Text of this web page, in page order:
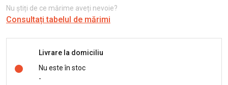
Nu știți de ce mărime aveți nevoie?
Consultați tabelul de mărimi
Livrare la domiciliu
Nu este în stoc
-